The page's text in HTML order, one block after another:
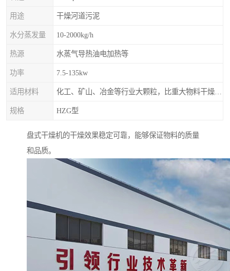
用途 干燥河道污泥
水分蒸发量 10-2000kg/h
热源 水蒸气导热油电加热等
功率 7.5-135kw
适用材料
规格 HZG型
盘式干燥机的干燥效果稳定可靠，能够保证物料的质量
和品质。